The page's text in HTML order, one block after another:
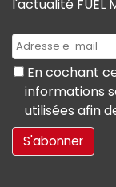
l'actualité FUEL
En cochant
informations
utilisées afin